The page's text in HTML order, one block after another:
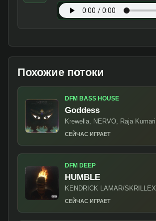
Похожие потоки
DFM BASS HOUSE
Goddess
Krewella, NERVO, Raja Kumari
СЕЙЧАС ИГРАЕТ
DFM DEEP
HUMBLE
KENDRICK LAMAR/SKRILLEX
СЕЙЧАС ИГРАЕТ